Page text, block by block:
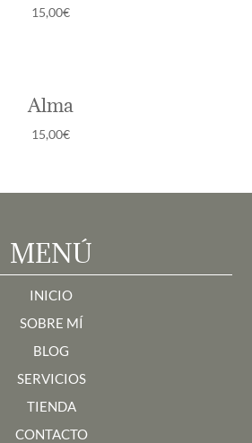
15,00€
Alma
15,00€
MENÚ
INICIO
SOBRE MÍ
BLOG
SERVICIOS
TIENDA
CONTACTO